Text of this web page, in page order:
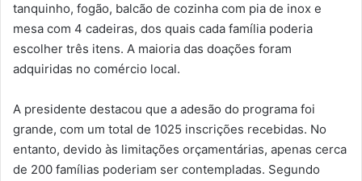
tanquinho, fogão, balcão de cozinha com pia de inox e
mesa com 4 cadeiras, dos quais cada família poderia
escolher três itens. A maioria das doações foram
adquiridas no comércio local.
A presidente destacou que a adesão do programa foi
grande, com um total de 1025 inscrições recebidas. No
entanto, devido às limitações orçamentárias, apenas cerca
de 200 famílias poderiam ser contempladas. Segundo